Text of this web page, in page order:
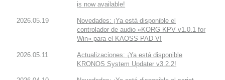
is now available!
2026.05.19
Novedades: ¡Ya está disponible el
controlador de audio «KORG KPV v1.0.1 for
Win» para el KAOSS PAD V!
2026.05.11
Actualizaciones: ¡Ya está disponible
KRONOS System Updater v3.2.2!